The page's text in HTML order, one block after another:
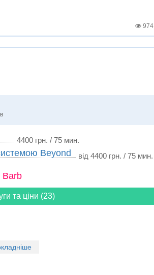
974
4400 грн. / 75 мин.
Beyond від 4400 грн. / 75 мин.
Barb
та ціни (23)